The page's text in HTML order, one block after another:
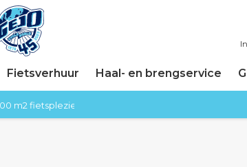
Fietsverhuur Haal- en brengservice
m2 fietsplezier in Tiel